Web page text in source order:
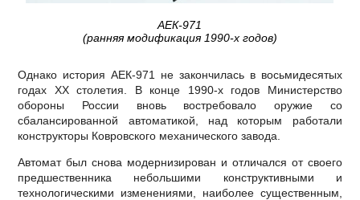
АЕК-971
(ранняя модификация 1990-х годов)
Однако история АЕК-971 не закончилась в восьмидесятых
годах ХХ столетия. В конце 1990-х годов Министерство
обороны России вновь востребовало оружие со
сбалансированной автоматикой, над которым работали
конструкторы Ковровского механического завода.
Автомат был снова модернизирован и отличался от своего
предшественника небольшими конструктивными и
технологическими изменениями, наиболее существенным,